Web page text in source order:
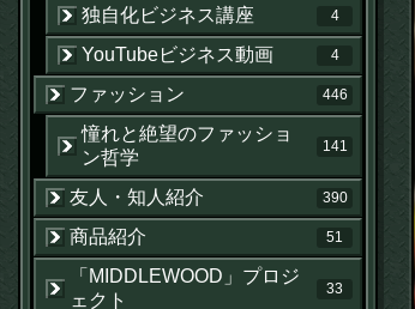
独自化ビジネス講座 4
YouTubeビジネス動画 4
ファッション 446
憧れと絶望のファッショ
ン哲学
141
友人・知人紹介 390
商品紹介 51
「MIDDLEWOOD」プロジ
ェクト
33